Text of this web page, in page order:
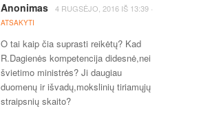
Anonimas 4 RUGSĖJO, 2016 IŠ 13:39 ·
ATSAKYTI
O tai kaip čia suprasti reikėtų? Kad
R.Dagienės kompetencija didesnė,nei
švietimo ministrės? Ji daugiau
duomenų ir išvadų,mokslinių tiriamųjų
straipsnių skaito?